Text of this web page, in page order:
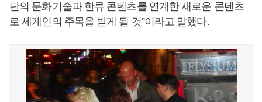
단의 문화기술과 한류 콘텐츠를 연계한 새로운 콘텐츠
로 세계인의 주목을 받게 될 것”이라고 말했다.